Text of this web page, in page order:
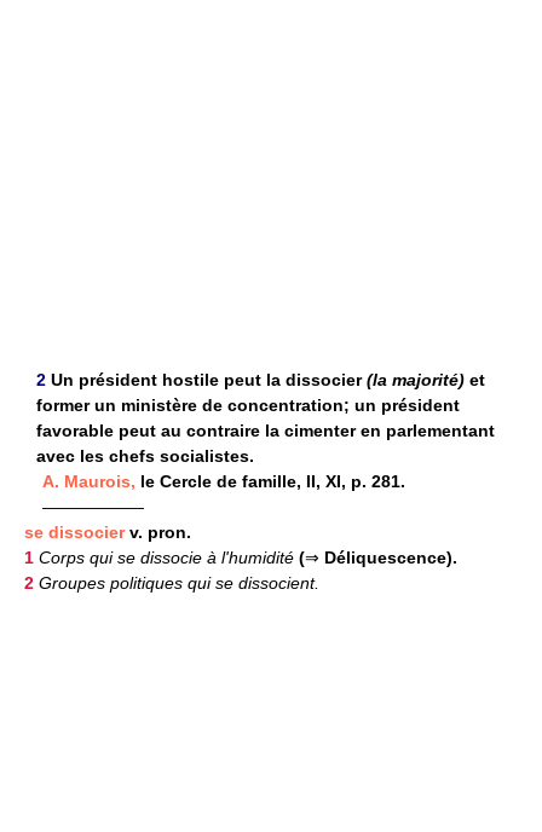
2 Un président hostile peut la dissocier(la majorité) et
former un ministère de concentration; un président
favorable peut au contraire la cimenter en parlementant
avec les chefs socialistes.
A. Maurois, le Cercle de famille, II, XI, p. 281.
——————
se dissocier v. pron.
1 Corps qui se dissocie à l'humidité (⇒ Déliquescence).
2 Groupes politiques qui se dissocient.